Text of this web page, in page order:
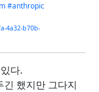
#anthropic
4a32-b70b-
다.
했지만 그다지